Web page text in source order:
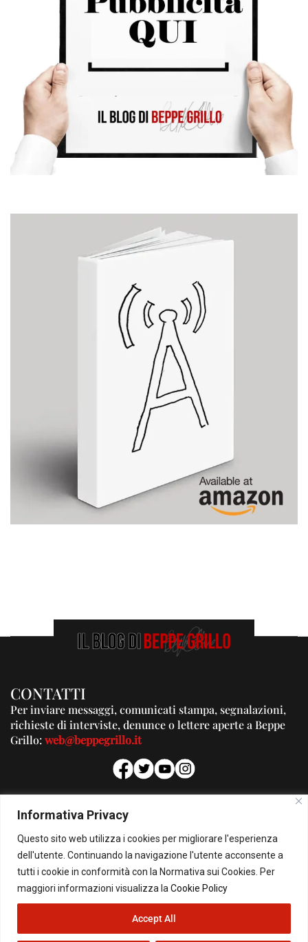
Informativa Privacy
Questo sito web utilizza i cookies per migliorare l'esperienza
dell'utente. Continuando la navigazione l'utente acconsente a
tutti i cookie in conformità con la Normativa sui Cookies. Per
maggiori informazioni visualizza la Cookie Policy
Accept All
CONTATTI
Per inviare messaggi, comunicati stampa, segnalazioni,
richieste di interviste, denunce o lettere aperte a Beppe
Grillo:web@beppegrillo.it
PUBBLICITA'
Per la tua pubblicità su questo Blog:
pubblicita@beppegrillo.it
© Copyright 2026 - Il Blog di Beppe Grillo. All Rights Reserved - Powered by
happygrafic.com